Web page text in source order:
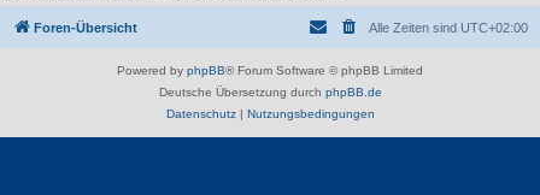
Foren-Übersicht Alle Zeiten sind UTC+02:00
Powered by phpBB® Forum Software © phpBB Limited
Deutsche Übersetzung durch phpBB.de
Datenschutz| Nutzungsbedingungen